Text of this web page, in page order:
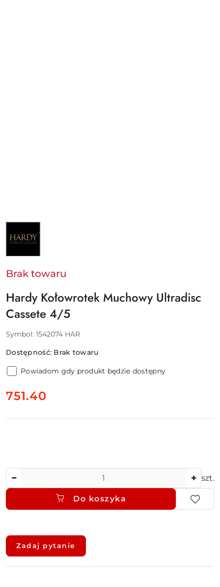
NAZWA
HARDY
Brak towaru
Hardy Kołowrotek Muchowy Ultradisc
Cassete 4/5
Symbol: 1542074 HAR
Dostępność: Brak towaru
Powiadom gdy produkt będzie dostępny
cena:
751.40
szt.
Do koszyka
Dostępność
dostawa
Zadaj pytanie